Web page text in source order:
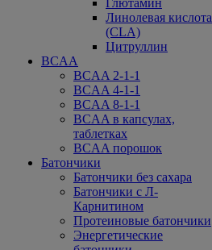
Глютамин
Линолевая кислота
(CLA)
Цитруллин
BCAA
BCAA 2-1-1
BCAA 4-1-1
BCAA 8-1-1
BCAA в капсулах,
таблетках
BCAA порошок
Батончики
Батончики без сахара
Батончики с Л-
Карнитином
Протеиновые батончики
Энергетические